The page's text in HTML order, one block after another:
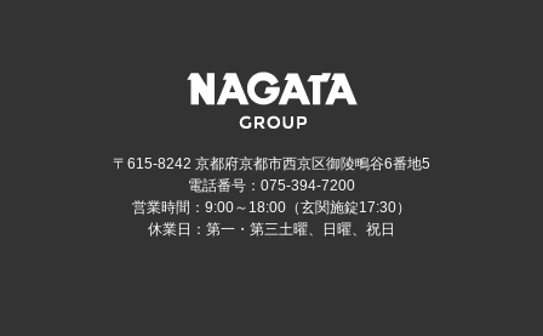
〒615-8242 京都府京都市西京区御陵鴫谷6番地5
電話番号：075-394-7200
営業時間：9:00～18:00（玄関施錠17:30）
休業日：第一・第三土曜、日曜、祝日